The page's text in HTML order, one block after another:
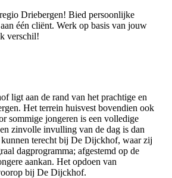
Driebergen! Bied persoonlijke
één cliënt. Werk op basis van jouw
verschil!
ligt aan de rand van het prachtige en
Het terrein huisvest bovendien ook
sommige jongeren is een volledige
zinvolle invulling van de dag is dan
terecht bij De Dijckhof, waar zij
dagprogramma; afgestemd op de
aankan. Het opdoen van
bij De Dijckhof.